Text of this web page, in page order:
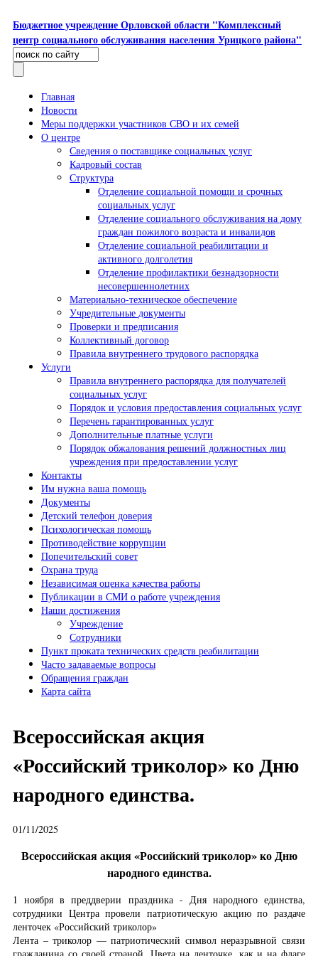
Бюджетное учреждение Орловской области "Комплексный
центр социального обслуживания населения Урицкого района"
Форма поиска
Поиск
Главная
Новости
Меры поддержки участников СВО и их семей
О центре
Сведения о поставщике социальных услуг
Кадровый состав
Структура
Отделение социальной помощи и срочных
социальных услуг
Отделение социального обслуживания на дому
граждан пожилого возраста и инвалидов
Отделение социальной реабилитации и
активного долголетия
Отделение профилактики безнадзорности
несовершеннолетних
Материально-техническое обеспечение
Учредительные документы
Проверки и предписания
Коллективный договор
Правила внутреннего трудового распорядка
Услуги
Правила внутреннего распорядка для получателей
социальных услуг
Порядок и условия предоставления социальных услуг
Перечень гарантированных услуг
Дополнительные платные услуги
Порядок обжалования решений должностных лиц
учреждения при предоставлении услуг
Контакты
Им нужна ваша помощь
Документы
Детский телефон доверия
Психологическая помощь
Противодействие коррупции
Попечительский совет
Охрана труда
Независимая оценка качества работы
Публикации в СМИ о работе учреждения
Наши достижения
Учреждение
Сотрудники
Пункт проката технических средств реабилитации
Часто задаваемые вопросы
Обращения граждан
Карта сайта
Всероссийская акция
«Российский триколор» ко Дню
народного единства.
01/11/2025
Всероссийская акция «Российский триколор» ко Дню
народного единства.
1 ноября в преддверии праздника - Дня народного единства,
сотрудники Центра провели патриотическую акцию по раздаче
ленточек «Российский триколор»
Лента – триколор — патриотический символ неразрывной связи